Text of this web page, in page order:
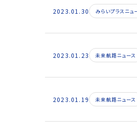
2023.01.30 みらいプラスニュ
2023.01.23 未来航路ニュース
2023.01.19 未来航路ニュース